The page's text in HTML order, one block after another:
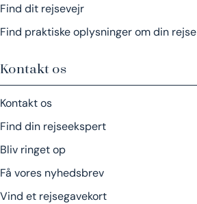
Find dit rejsevejr
Find praktiske oplysninger om din rejse
Kontakt os
Kontakt os
Find din rejseekspert
Bliv ringet op
Få vores nyhedsbrev
Vind et rejsegavekort